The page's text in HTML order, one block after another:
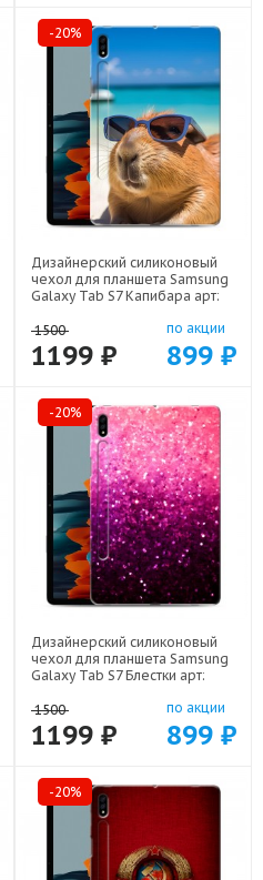
-20%
Дизайнерский силиконовый
чехол для планшета Samsung
Galaxy Tab S7 Капибара арт:
1500
1199 ₽
по акции
899 ₽
-20%
Дизайнерский силиконовый
чехол для планшета Samsung
Galaxy Tab S7 Блестки арт:
1500
1199 ₽
по акции
899 ₽
-20%